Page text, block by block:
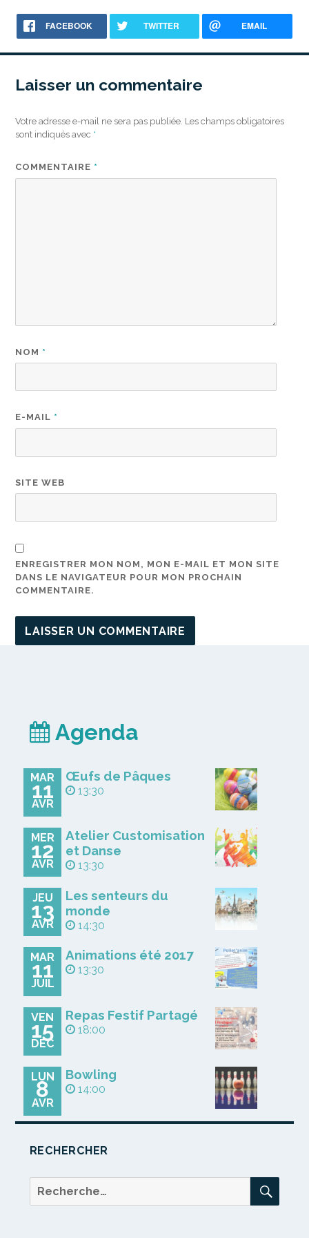
FACEBOOK TWITTER EMAIL
Laisser un commentaire
Votre adresse e-mail ne sera pas publiée. Les champs obligatoires
sont indiqués avec *
COMMENTAIRE *
NOM *
E-MAIL *
SITE WEB
ENREGISTRER MON NOM, MON E-MAIL ET MON SITE
DANS LE NAVIGATEUR POUR MON PROCHAIN
COMMENTAIRE.
Agenda
MAR
11
AVR
Œufs de Pâques
13:30
MER
12
AVR
Atelier Customisation
et Danse
13:30
JEU
13
AVR
Les senteurs du
monde
14:30
MAR
11
JUIL
Animations été 2017
13:30
VEN
15
DÉC
Repas Festif Partagé
18:00
LUN
8
AVR
Bowling
14:00
RECHERCHER
Recherche